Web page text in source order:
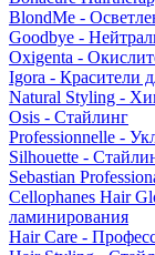
BlondMe -
Goodbye -
Oxigenta -
Igora - Красители
Natural Styling -
Osis - Стайлинг
Professionnelle -
Silhouette -
Sebastian
Cellophanes Hair
ламинирования
Hair Care -